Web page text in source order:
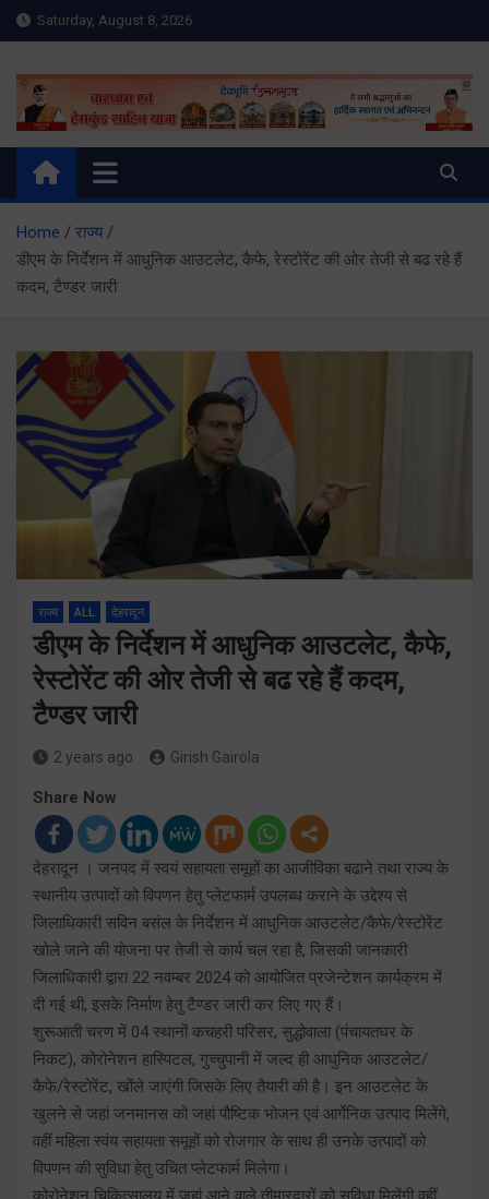
Skip
to
Saturday, August 8, 2026
Meru Raibar | Uttarakhand
News | Uttarkashi News
meruraibar.com
Home
राज्य
डीएम के निर्देशन में आधुनिक आउटलेट, कैफे, रेस्टोरेंट की ओर तेजी से बढ रहे हैं
कदम, टैण्डर जारी
राज्य ALL देहरादून
डीएम के निर्देशन में आधुनिक आउटलेट, कैफे,
रेस्टोरेंट की ओर तेजी से बढ रहे हैं कदम,
टैण्डर जारी
2 years ago Girish Gairola
Share Now
देहरादून । जनपद में स्वयं सहायता समूहों का आजीविका बढाने तथा राज्य के
स्थानीय उत्पादों को विपणन हेतु प्लेटफार्म उपलब्ध कराने के उद्देश्य से
जिलाधिकारी सविन बसंल के निर्देशन में आधुनिक आउटलेट/कैफे/रेस्टोरेंट
खोले जाने की योजना पर तेजी से कार्य चल रहा है, जिसकी जानकारी
जिलाधिकारी द्वारा 22 नवम्बर 2024 को आयोजित प्रजेन्टेशन कार्यक्रम में
दी गई थी, इसके निर्माण हेतु टैण्डर जारी कर लिए गए हैं।
शुरूआती चरण में 04 स्थानों कचहरी परिसर, सुद्धोवाला (पंचायतघर के
निकट), कोरोनेशन हास्पिटल, गुच्चुपानी में जल्द ही आधुनिक आउटलेट/
कैफे/रेस्टोरेंट, खोंले जाएंगी जिसके लिए तैयारी की है। इन आउटलेट के
खुलने से जहां जनमानस को जहां पौष्टिक भोजन एवं आर्गेनिक उत्पाद मिलेंगे,
वहीं महिला स्वंय सहायता समूहों को रोजगार के साथ ही उनके उत्पादों को
विपणन की सुविधा हेतु उचित प्लेटफार्म मिलेगा।